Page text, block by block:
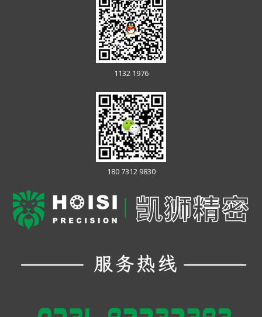
1132 1976
180 7312 9830